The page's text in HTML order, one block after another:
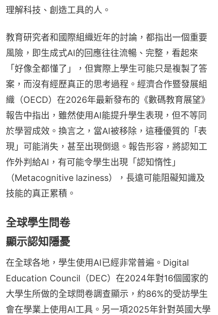
理解科技、創造工具的人。
教育研究者和國際組織近年的討論，都指出一個重要
風險，即生成式AI的回應往往流暢、完整，看起來
「好像全都懂了」，但實際上學生可能只是複製了答
案，而沒有經歷真正的思考過程。經濟合作暨發展組
織（OECD）在2026年最新發布的《數碼教育展望》
報告中指出，雖然使用AI能提升學生表現，但不等同
於學習成效。換言之，當AI被移除，這種優質的「表
現」可能消失，甚至出現倒退。報告形容，將認知工
作外判給AI，有可能令學生出現「認知惰性」
（Metacognitive laziness），長遠可能阻礙知識及
技能的真正累積。
全球學生問卷
顯示認知隱憂
在全球各地，學生使用AI已經非常普遍。Digital
Education Council（DEC）在2024年對16個國家的
大學生所做的全球問卷調查顯示，約86%的受訪學生
會在學業上使用AI工具。另一項2025年針對英國大學